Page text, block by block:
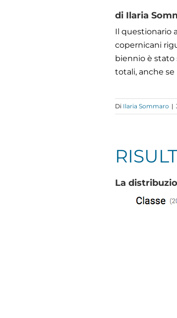
di Ilaria
Il questionario
copernicani
biennio è stato
totali, anche
Di Ilaria Sommaro |
La